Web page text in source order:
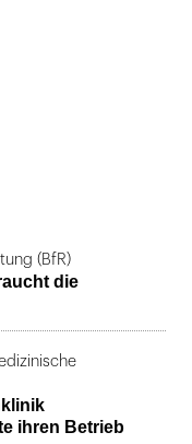
(BfR)
die
ihren Betrieb